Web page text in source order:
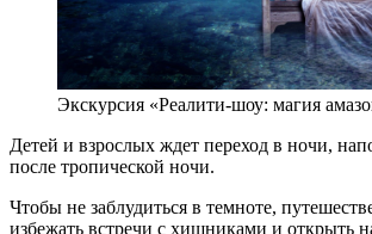
Экскурсия «Реалити-шоу: магия
Детей и взрослых ждет переход в ночи,
после тропической ночи.
Чтобы не заблудиться в темноте,
избежать встречи с хищниками и открыть